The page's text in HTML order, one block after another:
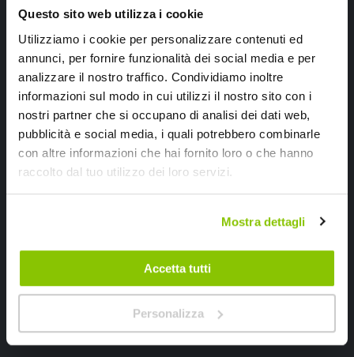
Questo sito web utilizza i cookie
Utilizziamo i cookie per personalizzare contenuti ed
annunci, per fornire funzionalità dei social media e per
analizzare il nostro traffico. Condividiamo inoltre
informazioni sul modo in cui utilizzi il nostro sito con i
nostri partner che si occupano di analisi dei dati web,
pubblicità e social media, i quali potrebbero combinarle
con altre informazioni che hai fornito loro o che hanno
raccolto dal tuo utilizzo dei loro servizi.
Mostra dettagli
Accetta tutti
Personalizza
Ho letto e accettato il documento privacy policy
Iscrivimi
Segui SPEEDUP.IT